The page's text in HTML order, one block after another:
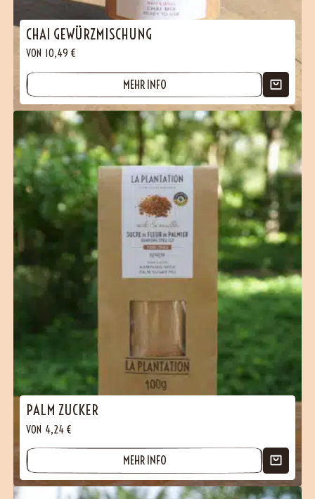
CHAI GEWÜRZMISCHUNG
VON 10,49 €
MEHR INFO
PALM ZUCKER
VON 4,24 €
MEHR INFO